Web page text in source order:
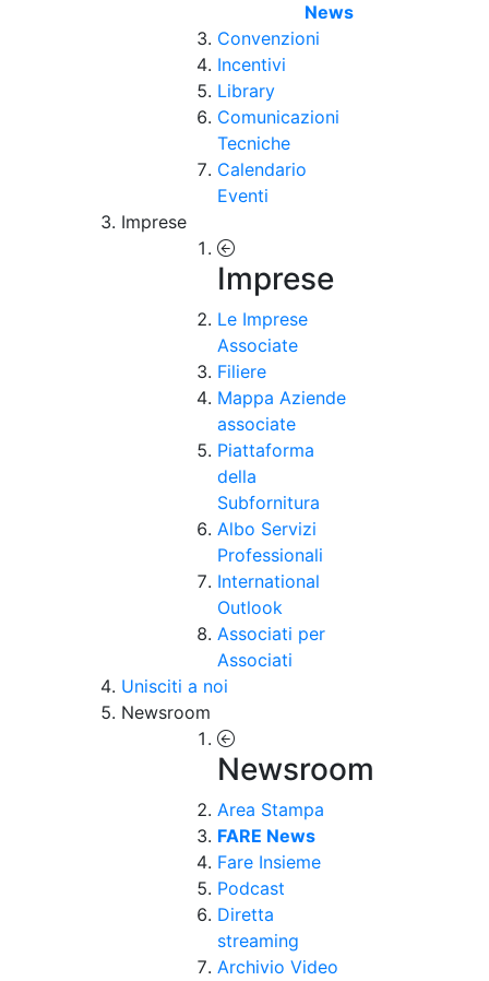
News
Convenzioni
Incentivi
Library
Comunicazioni
Tecniche
Calendario
Eventi
Imprese
Imprese
Le Imprese
Associate
Filiere
Mappa Aziende
associate
Piattaforma
della
Subfornitura
Albo Servizi
Professionali
International
Outlook
Associati per
Associati
Unisciti a noi
Newsroom
Newsroom
Area Stampa
FARE News
Fare Insieme
Podcast
Diretta
streaming
Archivio Video